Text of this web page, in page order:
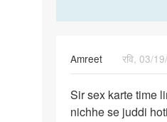
Amreet
रवि, 03/
Sir
sex
Sir sex karte time
nichhe se juddi